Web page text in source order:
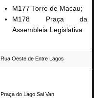
M177 Torre de Macau;
M178 Praça da
Assembleia Legislativa
Rua Oeste de Entre Lagos
Praça do Lago Sai Van